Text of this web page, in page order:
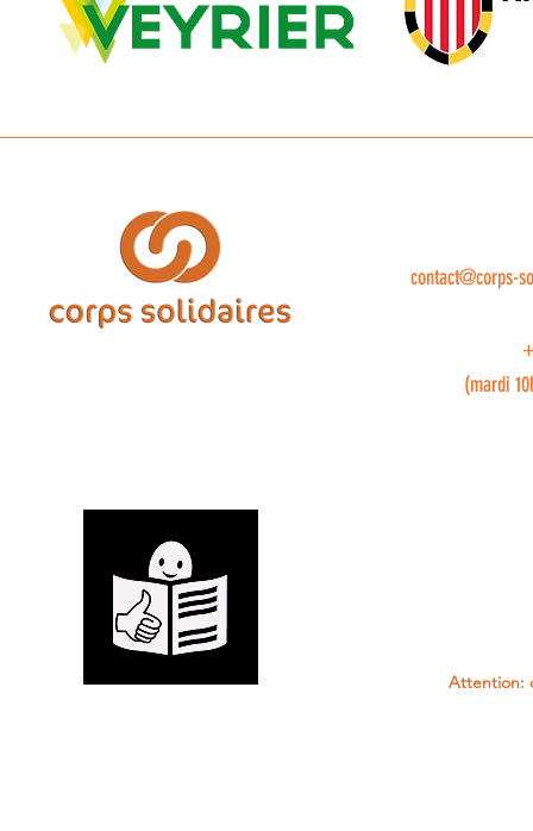
contact@corps-
(mardi
Attention: